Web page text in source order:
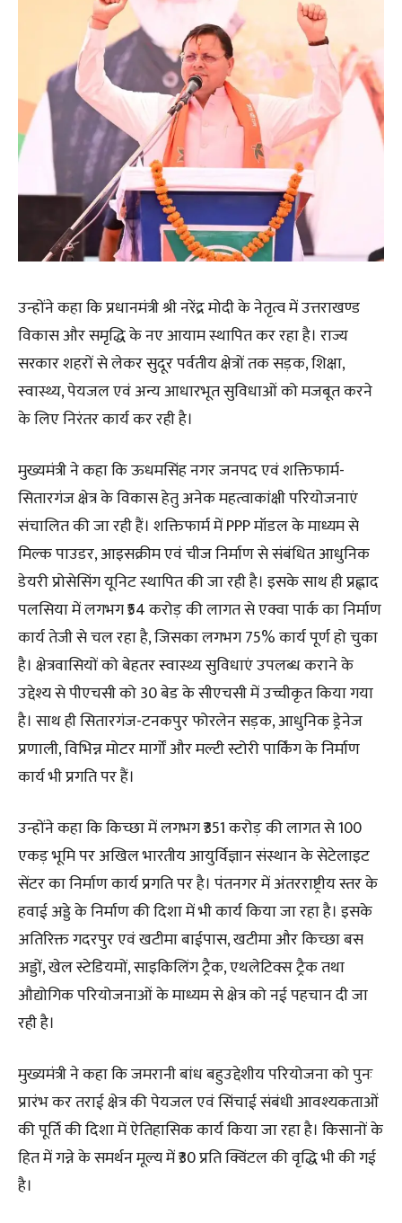
उन्होंने कहा कि प्रधानमंत्री श्री नरेंद्र मोदी के नेतृत्व में उत्तराखण्ड
विकास और समृद्धि के नए आयाम स्थापित कर रहा है। राज्य
सरकार शहरों से लेकर सुदूर पर्वतीय क्षेत्रों तक सड़क, शिक्षा,
स्वास्थ्य, पेयजल एवं अन्य आधारभूत सुविधाओं को मजबूत करने
के लिए निरंतर कार्य कर रही है।
मुख्यमंत्री ने कहा कि ऊधमसिंह नगर जनपद एवं शक्तिफार्म-
सितारगंज क्षेत्र के विकास हेतु अनेक महत्वाकांक्षी परियोजनाएं
संचालित की जा रही हैं। शक्तिफार्म में PPP मॉडल के माध्यम से
मिल्क पाउडर, आइसक्रीम एवं चीज निर्माण से संबंधित आधुनिक
डेयरी प्रोसेसिंग यूनिट स्थापित की जा रही है। इसके साथ ही प्रह्लाद
पलसिया में लगभग ₹54 करोड़ की लागत से एक्वा पार्क का निर्माण
कार्य तेजी से चल रहा है, जिसका लगभग 75% कार्य पूर्ण हो चुका
है। क्षेत्रवासियों को बेहतर स्वास्थ्य सुविधाएं उपलब्ध कराने के
उद्देश्य से पीएचसी को 30 बेड के सीएचसी में उच्चीकृत किया गया
है। साथ ही सितारगंज-टनकपुर फोरलेन सड़क, आधुनिक ड्रेनेज
प्रणाली, विभिन्न मोटर मार्गों और मल्टी स्टोरी पार्किंग के निर्माण
कार्य भी प्रगति पर हैं।
उन्होंने कहा कि किच्छा में लगभग ₹351 करोड़ की लागत से 100
एकड़ भूमि पर अखिल भारतीय आयुर्विज्ञान संस्थान के सेटेलाइट
सेंटर का निर्माण कार्य प्रगति पर है। पंतनगर में अंतरराष्ट्रीय स्तर के
हवाई अड्डे के निर्माण की दिशा में भी कार्य किया जा रहा है। इसके
अतिरिक्त गदरपुर एवं खटीमा बाईपास, खटीमा और किच्छा बस
अड्डों, खेल स्टेडियमों, साइकिलिंग ट्रैक, एथलेटिक्स ट्रैक तथा
औद्योगिक परियोजनाओं के माध्यम से क्षेत्र को नई पहचान दी जा
रही है।
मुख्यमंत्री ने कहा कि जमरानी बांध बहुउद्देशीय परियोजना को पुनः
प्रारंभ कर तराई क्षेत्र की पेयजल एवं सिंचाई संबंधी आवश्यकताओं
की पूर्ति की दिशा में ऐतिहासिक कार्य किया जा रहा है। किसानों के
हित में गन्ने के समर्थन मूल्य में ₹30 प्रति क्विंटल की वृद्धि भी की गई
है।